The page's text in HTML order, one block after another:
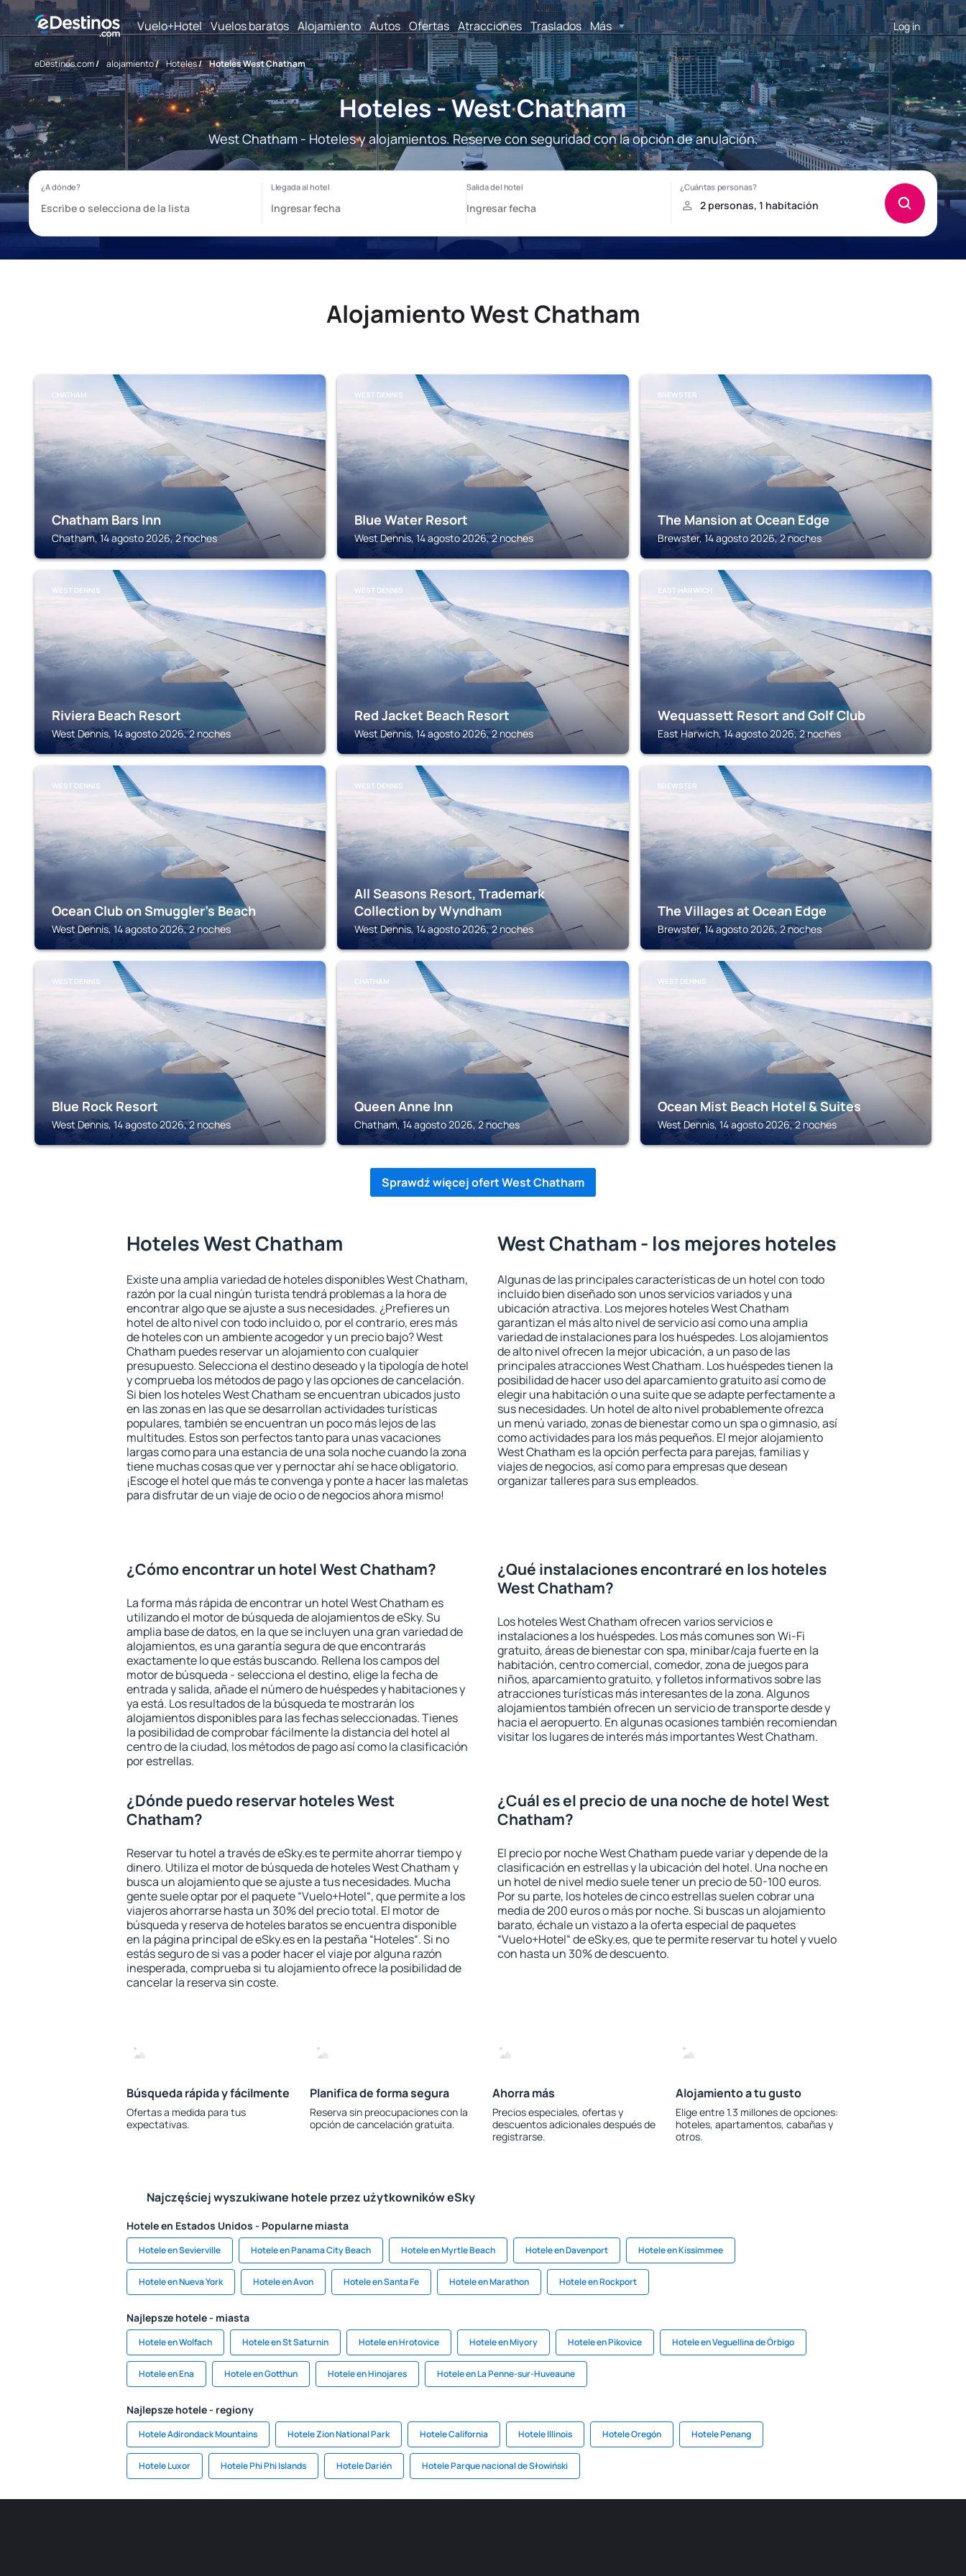
Vuelo+Hotel Vuelos baratos Alojamiento Autos Ofertas Atracciones Traslados Más Log in
eDestinos.com/ alojamiento/ Hoteles/ Hoteles West Chatham
Hoteles - West Chatham
West Chatham - Hoteles y alojamientos. Reserve con seguridad con la opción de anulación.
Alojamiento West Chatham
CHATHAM
Chatham Bars Inn
Chatham, 14 agosto 2026, 2 noches
WEST DENNIS
Blue Water Resort
West Dennis, 14 agosto 2026, 2 noches
BREWSTER
The Mansion at Ocean Edge
Brewster, 14 agosto 2026, 2 noches
WEST DENNIS
Riviera Beach Resort
West Dennis, 14 agosto 2026, 2 noches
WEST DENNIS
Red Jacket Beach Resort
West Dennis, 14 agosto 2026, 2 noches
EAST HARWICH
Wequassett Resort and Golf Club
East Harwich, 14 agosto 2026, 2 noches
WEST DENNIS
Ocean Club on Smuggler's Beach
West Dennis, 14 agosto 2026, 2 noches
WEST DENNIS
All Seasons Resort, Trademark
Collection by Wyndham
West Dennis, 14 agosto 2026, 2 noches
BREWSTER
The Villages at Ocean Edge
Brewster, 14 agosto 2026, 2 noches
WEST DENNIS
Blue Rock Resort
West Dennis, 14 agosto 2026, 2 noches
CHATHAM
Queen Anne Inn
Chatham, 14 agosto 2026, 2 noches
WEST DENNIS
Ocean Mist Beach Hotel & Suites
West Dennis, 14 agosto 2026, 2 noches
Sprawdź więcej ofert West Chatham
Hoteles West Chatham
Existe una amplia variedad de hoteles disponibles West Chatham,
razón por la cual ningún turista tendrá problemas a la hora de
encontrar algo que se ajuste a sus necesidades. ¿Prefieres un
hotel de alto nivel con todo incluido o, por el contrario, eres más
de hoteles con un ambiente acogedor y un precio bajo? West
Chatham puedes reservar un alojamiento con cualquier
presupuesto. Selecciona el destino deseado y la tipología de hotel
y comprueba los métodos de pago y las opciones de cancelación.
Si bien los hoteles West Chatham se encuentran ubicados justo
en las zonas en las que se desarrollan actividades turísticas
populares, también se encuentran un poco más lejos de las
multitudes. Estos son perfectos tanto para unas vacaciones
largas como para una estancia de una sola noche cuando la zona
tiene muchas cosas que ver y pernoctar ahí se hace obligatorio.
¡Escoge el hotel que más te convenga y ponte a hacer las maletas
para disfrutar de un viaje de ocio o de negocios ahora mismo!
West Chatham - los mejores hoteles
Algunas de las principales características de un hotel con todo
incluido bien diseñado son unos servicios variados y una
ubicación atractiva. Los mejores hoteles West Chatham
garantizan el más alto nivel de servicio así como una amplia
variedad de instalaciones para los huéspedes. Los alojamientos
de alto nivel ofrecen la mejor ubicación, a un paso de las
principales atracciones West Chatham. Los huéspedes tienen la
posibilidad de hacer uso del aparcamiento gratuito así como de
elegir una habitación o una suite que se adapte perfectamente a
sus necesidades. Un hotel de alto nivel probablemente ofrezca
un menú variado, zonas de bienestar como un spa o gimnasio, así
como actividades para los más pequeños. El mejor alojamiento
West Chatham es la opción perfecta para parejas, familias y
viajes de negocios, así como para empresas que desean
organizar talleres para sus empleados.
¿Cómo encontrar un hotel West Chatham?
La forma más rápida de encontrar un hotel West Chatham es
utilizando el motor de búsqueda de alojamientos de eSky. Su
amplia base de datos, en la que se incluyen una gran variedad de
alojamientos, es una garantía segura de que encontrarás
exactamente lo que estás buscando. Rellena los campos del
motor de búsqueda - selecciona el destino, elige la fecha de
entrada y salida, añade el número de huéspedes y habitaciones y
ya está. Los resultados de la búsqueda te mostrarán los
alojamientos disponibles para las fechas seleccionadas. Tienes
la posibilidad de comprobar fácilmente la distancia del hotel al
centro de la ciudad, los métodos de pago así como la clasificación
por estrellas.
¿Qué instalaciones encontraré en los hoteles
West Chatham?
Los hoteles West Chatham ofrecen varios servicios e
instalaciones a los huéspedes. Los más comunes son Wi-Fi
gratuito, áreas de bienestar con spa, minibar/caja fuerte en la
habitación, centro comercial, comedor, zona de juegos para
niños, aparcamiento gratuito, y folletos informativos sobre las
atracciones turísticas más interesantes de la zona. Algunos
alojamientos también ofrecen un servicio de transporte desde y
hacia el aeropuerto. En algunas ocasiones también recomiendan
visitar los lugares de interés más importantes West Chatham.
¿Dónde puedo reservar hoteles West
Chatham?
Reservar tu hotel a través de eSky.es te permite ahorrar tiempo y
dinero. Utiliza el motor de búsqueda de hoteles West Chatham y
busca un alojamiento que se ajuste a tus necesidades. Mucha
gente suele optar por el paquete “Vuelo+Hotel“, que permite a los
viajeros ahorrarse hasta un 30% del precio total. El motor de
búsqueda y reserva de hoteles baratos se encuentra disponible
en la página principal de eSky.es en la pestaña “Hoteles“. Si no
estás seguro de si vas a poder hacer el viaje por alguna razón
inesperada, comprueba si tu alojamiento ofrece la posibilidad de
cancelar la reserva sin coste.
¿Cuál es el precio de una noche de hotel West
Chatham?
El precio por noche West Chatham puede variar y depende de la
clasificación en estrellas y la ubicación del hotel. Una noche en
un hotel de nivel medio suele tener un precio de 50-100 euros.
Por su parte, los hoteles de cinco estrellas suelen cobrar una
media de 200 euros o más por noche. Si buscas un alojamiento
barato, échale un vistazo a la oferta especial de paquetes
“Vuelo+Hotel“ de eSky.es, que te permite reservar tu hotel y vuelo
con hasta un 30% de descuento.
Búsqueda rápida y fácilmente
Ofertas a medida para tus
expectativas.
Planifica de forma segura
Reserva sin preocupaciones con la
opción de cancelación gratuita.
Ahorra más
Precios especiales, ofertas y
descuentos adicionales después de
registrarse.
Alojamiento a tu gusto
Elige entre 1.3 millones de opciones:
hoteles, apartamentos, cabañas y
otros.
Najczęściej wyszukiwane hotele przez użytkowników eSky
Hotele en Estados Unidos - Popularne miasta
Hotele en Sevierville Hotele en Panama City Beach Hotele en Myrtle Beach Hotele en Davenport Hotele en Kissimmee
Hotele en Nueva York Hotele en Avon Hotele en Santa Fe Hotele en Marathon Hotele en Rockport
Najlepsze hotele - miasta
Hotele en Wolfach Hotele en St Saturnin Hotele en Hrotovice Hotele en Miyory Hotele en Pikovice Hotele en Veguellina de Órbigo
Hotele en Ena Hotele en Gotthun Hotele en Hinojares Hotele en La Penne-sur-Huveaune
Najlepsze hotele - regiony
Hotele Adirondack Mountains Hotele Zion National Park Hotele California Hotele Illinois Hotele Oregón Hotele Penang
Hotele Luxor Hotele Phi Phi Islands Hotele Darién Hotele Parque nacional de Słowiński